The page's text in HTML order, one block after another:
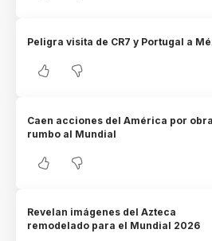
Peligra visita de CR7 y Portugal a
Caen acciones del América por
rumbo al Mundial
Revelan imágenes del Azteca
remodelado para el Mundial 2026